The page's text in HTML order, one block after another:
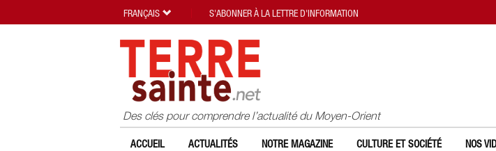
Des clés pour comprendre l’actualité du Moyen-Orient
ACCUEIL ACTUALITÉS NOTRE MAGAZINE CULTURE ET SOCIÉTÉ NOS
FRANÇAIS S'ABONNER À LA LETTRE D'INFORMATION